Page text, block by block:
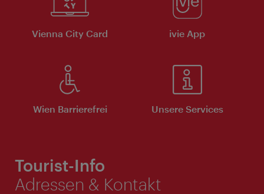
Vienna City Card ivie App
Wien Barrierefrei Unsere Services
Tourist-Info
Adressen & Kontakt